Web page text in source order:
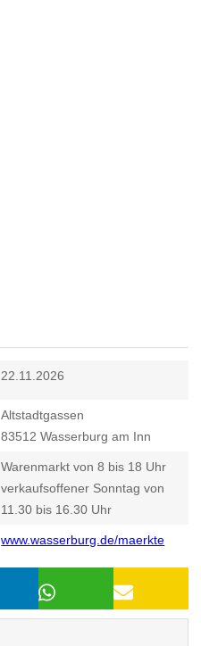
22.11.2026
Altstadtgassen
83512 Wasserburg am Inn
Warenmarkt von 8 bis 18 Uhr
verkaufsoffener Sonntag von
11.30 bis 16.30 Uhr
www.wasserburg.de/maerkte